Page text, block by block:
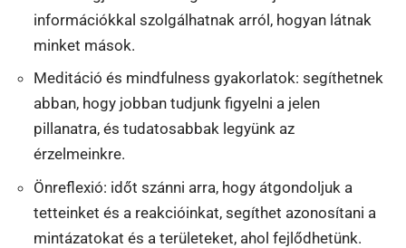
információkkal szolgálhatnak arról, hogyan látnak
minket mások.
Meditáció és mindfulness gyakorlatok: segíthetnek
abban, hogy jobban tudjunk figyelni a jelen
pillanatra, és tudatosabbak legyünk az
érzelmeinkre.
Önreflexió: időt szánni arra, hogy átgondoljuk a
tetteinket és a reakcióinkat, segíthet azonosítani a
mintázatokat és a területeket, ahol fejlődhetünk.